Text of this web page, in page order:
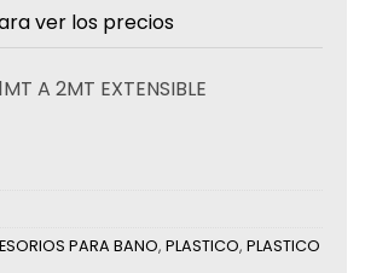
ver los precios
A 2MT EXTENSIBLE
PARA BANO, PLASTICO, PLASTICO